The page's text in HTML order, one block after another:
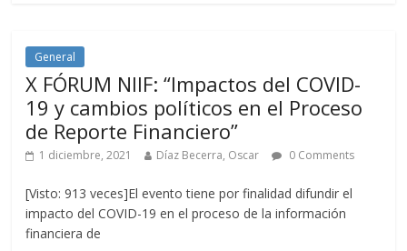
o
o
k r
General
X FÓRUM NIIF: “Impactos del COVID-
19 y cambios políticos en el Proceso
de Reporte Financiero”
1 diciembre, 2021 Díaz Becerra, Oscar 0 Comments
[Visto: 913 veces]El evento tiene por finalidad difundir el
impacto del COVID-19 en el proceso de la información
financiera de